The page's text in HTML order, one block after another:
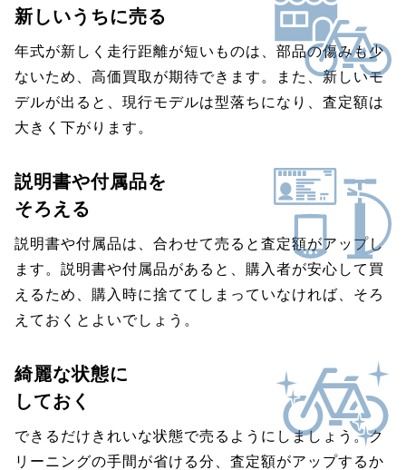
新しいうちに売る
年式が新しく走行距離が短いものは、部品の傷みも少
ないため、高価買取が期待できます。また、新しいモ
デルが出ると、現行モデルは型落ちになり、査定額は
大きく下がります。
説明書や付属品を
そろえる
説明書や付属品は、合わせて売ると査定額がアップし
ます。説明書や付属品があると、購入者が安心して買
えるため、購入時に捨ててしまっていなければ、そろ
えておくとよいでしょう。
綺麗な状態に
しておく
できるだけきれいな状態で売るようにしましょう。ク
リーニングの手間が省ける分、査定額がアップするか